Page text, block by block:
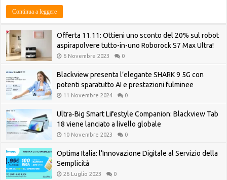
Continua a leggere
Offerta 11.11: Ottieni uno sconto del 20% sul robot
aspirapolvere tutto-in-uno Roborock S7 Max Ultra!
6 Novembre 2023 0
Blackview presenta l’elegante SHARK 9 5G con
potenti sparatutto AI e prestazioni fulminee
11 Novembre 2024 0
Ultra-Big Smart Lifestyle Companion: Blackview Tab
18 viene lanciato a livello globale
10 Novembre 2023 0
Optima Italia: l’Innovazione Digitale al Servizio della
Semplicità
26 Luglio 2023 0